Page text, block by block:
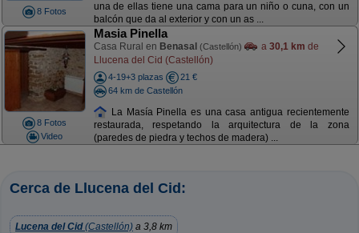
8 Fotos
una de ellas tiene una cama para un niño o cuna, con un
balcón que da al exterior y con un as ...
8 Fotos
Video
Masia Pinella
Casa Rural en Benasal (Castellón) a 30,1 km de
Llucena del Cid (Castellón)
4-19+3 plazas
21 €
64 km de Castellón
La Masía Pinella es una casa antigua recientemente
restaurada, respetando la arquitectura de la zona
(paredes de piedra y techos de madera) ...
Cerca de Llucena del Cid:
Lucena del Cid(Castellón) a 3,8 km